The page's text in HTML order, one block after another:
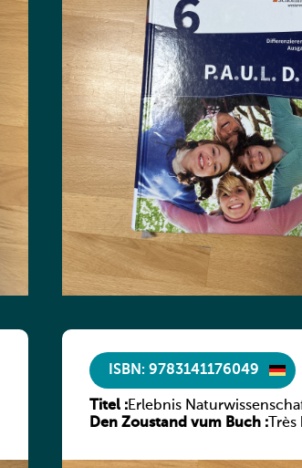
ISBN: 9783141176049
Titel :Erlebnis
2021 AH 1
Den Zoustand vum Buch :